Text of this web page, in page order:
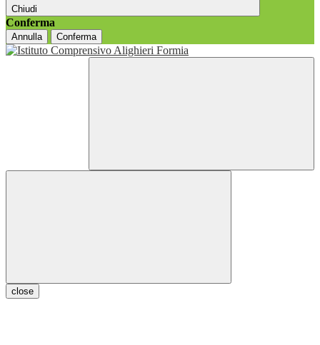
Chiudi
Conferma
Annulla Conferma
close